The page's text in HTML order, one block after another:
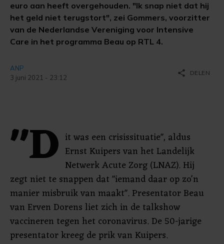
euro aan heeft overgehouden. "Ik snap niet dat hij
het geld niet terugstort", zei Gommers, voorzitter
van de Nederlandse Vereniging voor Intensive
Care in het programma Beau op RTL 4.
ANP
3 juni 2021 - 23:12
share DELEN
"D it was een crisissituatie", aldus
Ernst Kuipers van het Landelijk
Netwerk Acute Zorg (LNAZ). Hij
zegt niet te snappen dat "iemand daar op zo'n
manier misbruik van maakt". Presentator Beau
van Erven Dorens liet zich in de talkshow
vaccineren tegen het coronavirus. De 50-jarige
presentator kreeg de prik van Kuipers.